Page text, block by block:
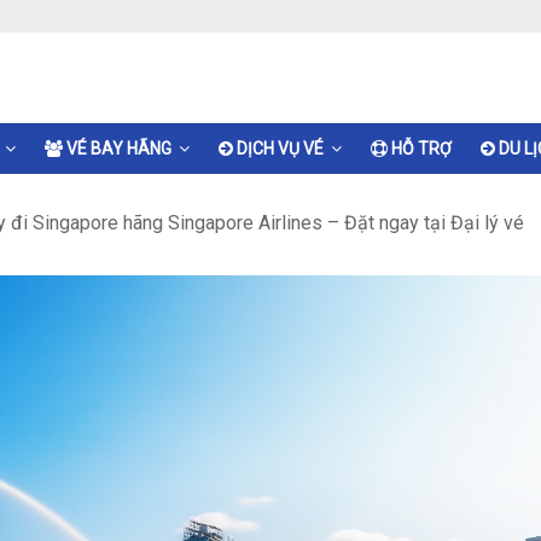
VÉ BAY HÃNG DỊCH VỤ VÉ HỖ TRỢ DU
đi Singapore hãng Singapore Airlines – Đặt ngay tại Đại lý vé